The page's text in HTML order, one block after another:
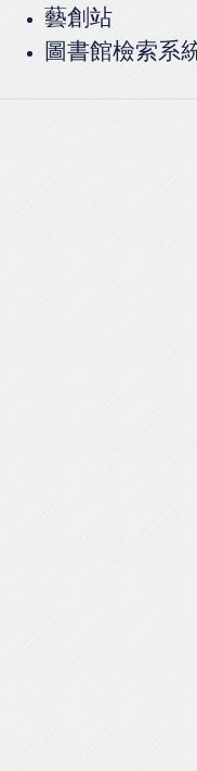
藝創站
圖書館檢索系